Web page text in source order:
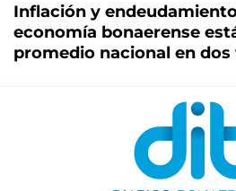
Inflación y
economía bonaerense
promedio nacional en dos